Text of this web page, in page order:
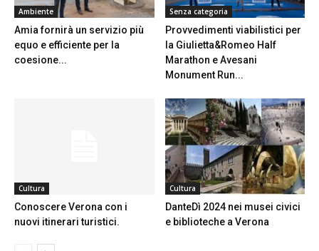
Ambiente
Amia fornirà un servizio più
equo e efficiente per la
coesione...
Senza categoria
Provvedimenti viabilistici per
la Giulietta&Romeo Half
Marathon e Avesani
Monument Run...
Cultura
Conoscere Verona con i
nuovi itinerari turistici.
Cultura
DanteDì 2024 nei musei civici
e biblioteche a Verona